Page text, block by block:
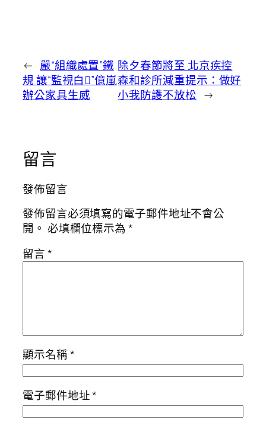
← 嚴“組織處置”鐵
規 讓“監視白”億嵐
辦公家具生威
除夕春節將至 北京疾控
森和診所減重提示：做好
小我防護不放松 →
留言
發佈留言
發佈留言必須填寫的電子郵件地址不會公
開。 必填欄位標示為*
留言*
顯示名稱*
電子郵件地址*